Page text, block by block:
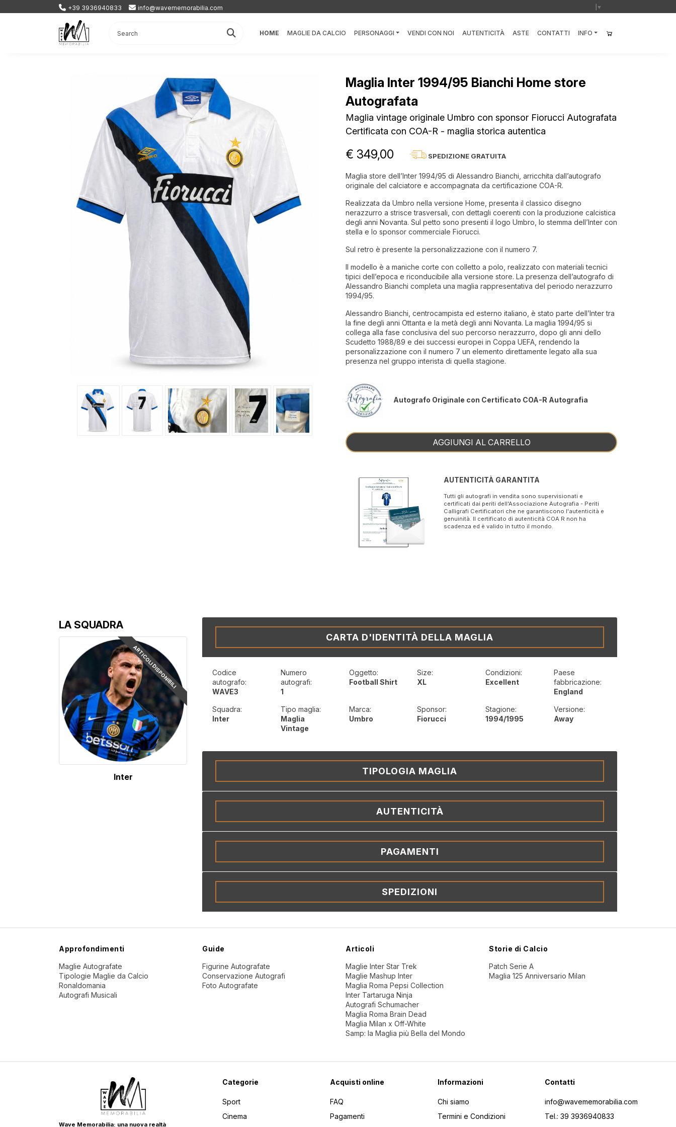
+39 3936940833 info@wavememorabilia.com ▼
HOME MAGLIE DA CALCIO PERSONAGGI VENDI CON NOI AUTENTICITÀ ASTE CONTATTI INFO
Maglia Inter 1994/95 Bianchi Home store
Autografata
Maglia vintage originale Umbro con sponsor Fiorucci Autografata
Certificata con COA-R - maglia storica autentica
€ 349,00 SPEDIZIONE GRATUITA
Maglia store dell’Inter 1994/95 di Alessandro Bianchi, arricchita dall’autografo
originale del calciatore e accompagnata da certificazione COA-R.
Realizzata da Umbro nella versione Home, presenta il classico disegno
nerazzurro a strisce trasversali, con dettagli coerenti con la produzione calcistica
degli anni Novanta. Sul petto sono presenti il logo Umbro, lo stemma dell’Inter con
stella e lo sponsor commerciale Fiorucci.
Sul retro è presente la personalizzazione con il numero 7.
Il modello è a maniche corte con colletto a polo, realizzato con materiali tecnici
tipici dell’epoca e riconducibile alla versione store. La presenza dell’autografo di
Alessandro Bianchi completa una maglia rappresentativa del periodo nerazzurro
1994/95.
Alessandro Bianchi, centrocampista ed esterno italiano, è stato parte dell’Inter tra
la fine degli anni Ottanta e la metà degli anni Novanta. La maglia 1994/95 si
collega alla fase conclusiva del suo percorso nerazzurro, dopo gli anni dello
Scudetto 1988/89 e dei successi europei in Coppa UEFA, rendendo la
personalizzazione con il numero 7 un elemento direttamente legato alla sua
presenza nel gruppo interista di quella stagione.
Autografo Originale con Certificato COA-R Autografia
AGGIUNGI AL CARRELLO
AUTENTICITÀ GARANTITA
Tutti gli autografi in vendita sono supervisionati e
certificati dai periti dell'Associazione Autografia - Periti
Calligrafi Certificatori che ne garantiscono l'autenticità e
genuinità. Il certificato di autenticità COA R non ha
scadenza ed è valido in tutto il mondo.
LA SQUADRA
ARTICOLI DISPONIBILI
Inter
CARTA D'IDENTITÀ DELLA MAGLIA
Codice
autografo:
WAVE3
Numero
autografi:
1
Oggetto:
Football Shirt
Size:
XL
Condizioni:
Excellent
Paese
fabbricazione:
England
Squadra:
Inter
Tipo maglia:
Maglia
Vintage
Marca:
Umbro
Sponsor:
Fiorucci
Stagione:
1994/1995
Versione:
Away
TIPOLOGIA MAGLIA
AUTENTICITÀ
PAGAMENTI
SPEDIZIONI
Approfondimenti
Maglie Autografate
Tipologie Maglie da Calcio
Ronaldomania
Autografi Musicali
Guide
Figurine Autografate
Conservazione Autografi
Foto Autografate
Articoli
Maglie Inter Star Trek
Maglie Mashup Inter
Maglia Roma Pepsi Collection
Inter Tartaruga Ninja
Autografi Schumacher
Maglia Roma Brain Dead
Maglia Milan x Off-White
Samp: la Maglia più Bella del Mondo
Storie di Calcio
Patch Serie A
Maglia 125 Anniversario Milan
Wave Memorabilia: una nuova realtà
Categorie
Sport
Cinema
Acquisti online
FAQ
Pagamenti
Informazioni
Chi siamo
Termini e Condizioni
Contatti
info@wavememorabilia.com
Tel.: 39 3936940833